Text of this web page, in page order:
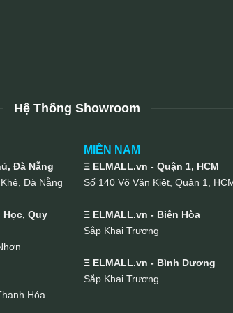
Hệ Thống Showroom
Đà Nẵng
Đà Nẵng
Học, Quy
Hóa
MIỀN NAM
Ξ ELMALL.vn - Quận 1, HCM
Số 140 Võ Văn Kiệt, Quận 1,
Ξ ELMALL.vn - Biên Hòa
Sắp Khai Trương
Ξ ELMALL.vn - Bình Dương
Sắp Khai Trương